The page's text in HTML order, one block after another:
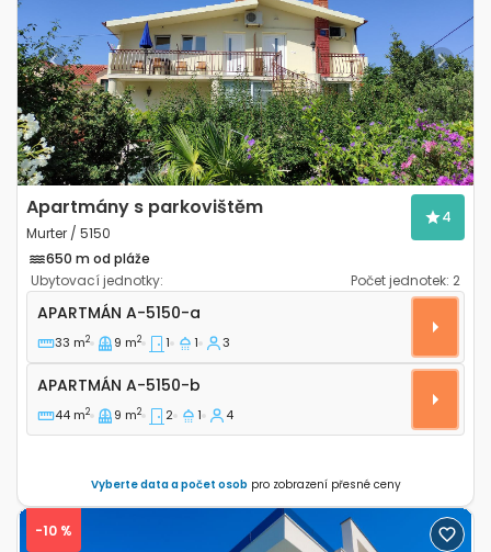
Previous Next
Apartmány s parkovištěm
Murter / 5150
4
650 m od pláže
Ubytovací jednotky:
Počet jednotek: 2
Jednopokojový apartmán Murter A-5150-a
APARTMÁN A-5150-a
33 m2 9 m2 1 1 3
Apartmán A-5150-b
APARTMÁN A-5150-b
44 m2 9 m2 2 1 4
Vyberte data a počet osob pro zobrazení přesné ceny
-10 %